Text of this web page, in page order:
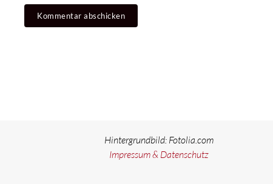
Hintergrundbild: Fotolia.com
Impressum & Datenschutz